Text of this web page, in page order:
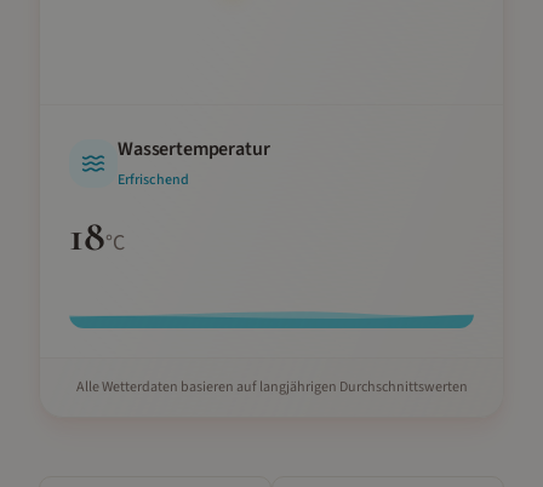
Wassertemperatur
Erfrischend
18°C
Alle Wetterdaten basieren auf langjährigen Durchschnittswerten